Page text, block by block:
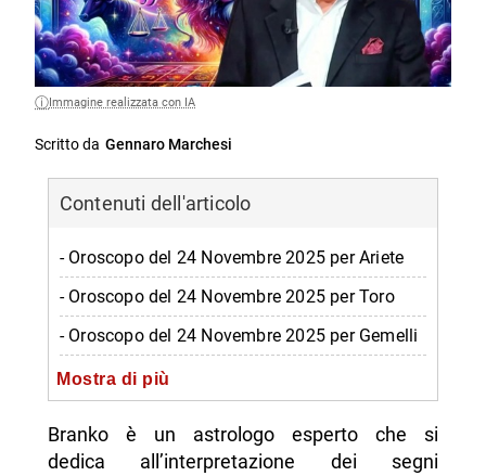
Immagine realizzata con IA
Scritto da Gennaro Marchesi
Contenuti dell'articolo
- Oroscopo del 24 Novembre 2025 per Ariete
- Oroscopo del 24 Novembre 2025 per Toro
- Oroscopo del 24 Novembre 2025 per Gemelli
- Oroscopo del 24 Novembre 2025 per Cancro
- Oroscopo del 24 Novembre 2025 per Vergine
Mostra di più
Branko è un astrologo esperto che si
dedica all’interpretazione dei segni